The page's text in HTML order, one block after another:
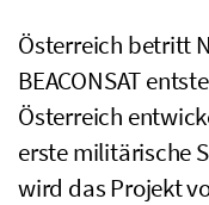
Österreich betritt
BEACONSAT
Österreich
erste militärische
wird das Projekt